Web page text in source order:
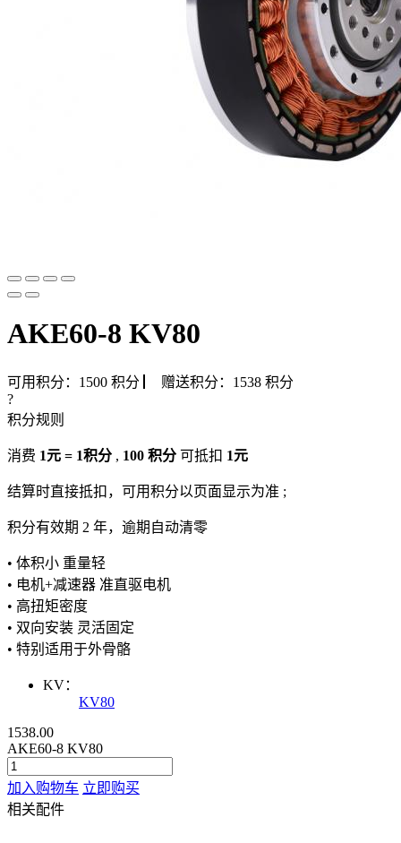
AKE60-8 KV80
可用积分： 1500 积分 赠送积分： 1538 积分
?
积分规则
消费 1元 = 1积分 , 100 积分 可抵扣 1元
结算时直接抵扣，可用积分以页面显示为准 ;
积分有效期 2 年，逾期自动清零
• 体积小 重量轻
• 电机+减速器 准直驱电机
• 高扭矩密度
• 双向安装 灵活固定
• 特别适用于外骨骼
KV：
KV80
1538.00
AKE60-8 KV80
加入购物车 立即购买
相关配件